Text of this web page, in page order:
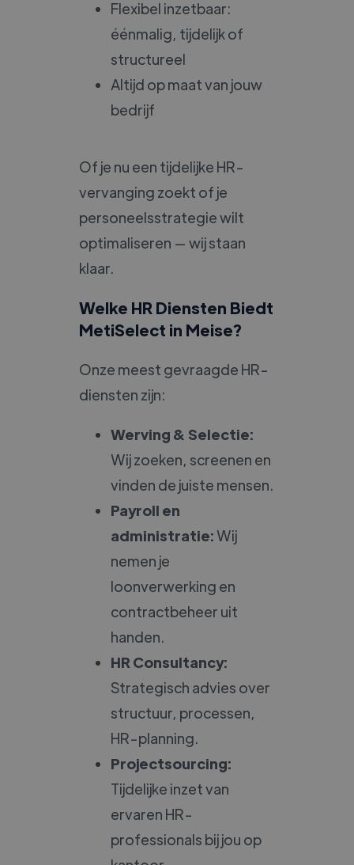
Flexibel inzetbaar:
éénmalig, tijdelijk of
structureel
Altijd op maat van jouw
bedrijf
Of je nu een tijdelijke HR-
vervanging zoekt of je
personeelsstrategie wilt
optimaliseren — wij staan
klaar.
Welke HR Diensten Biedt
MetiSelect in Meise?
Onze meest gevraagde HR-
diensten zijn:
Werving & Selectie:
Wij zoeken, screenen en
vinden de juiste mensen.
Payroll en
administratie:Wij
nemen je
loonverwerking en
contractbeheer uit
handen.
HR Consultancy:
Strategisch advies over
structuur, processen,
HR-planning.
Projectsourcing:
Tijdelijke inzet van
ervaren HR-
professionals bij jou op